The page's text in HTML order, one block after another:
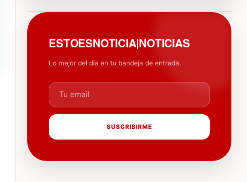
ESTOESNOTICIA|NOTICIAS
Lo mejor del día en tu bandeja de entrada.
Tu email
SUSCRIBIRME